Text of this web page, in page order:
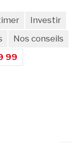
Investir
Nos conseils
99